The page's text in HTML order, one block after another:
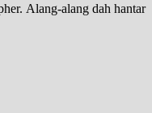
Alang-alang dah hantar